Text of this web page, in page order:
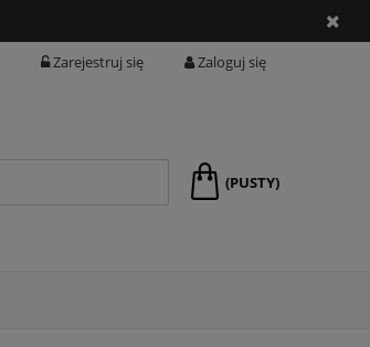
Zarejestruj się Zaloguj się
(PUSTY)